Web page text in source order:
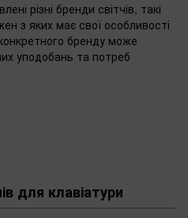
різні бренди світчів, такі
з яких має свої особливості
бренду може
уподобань та потреб
для клавіатури